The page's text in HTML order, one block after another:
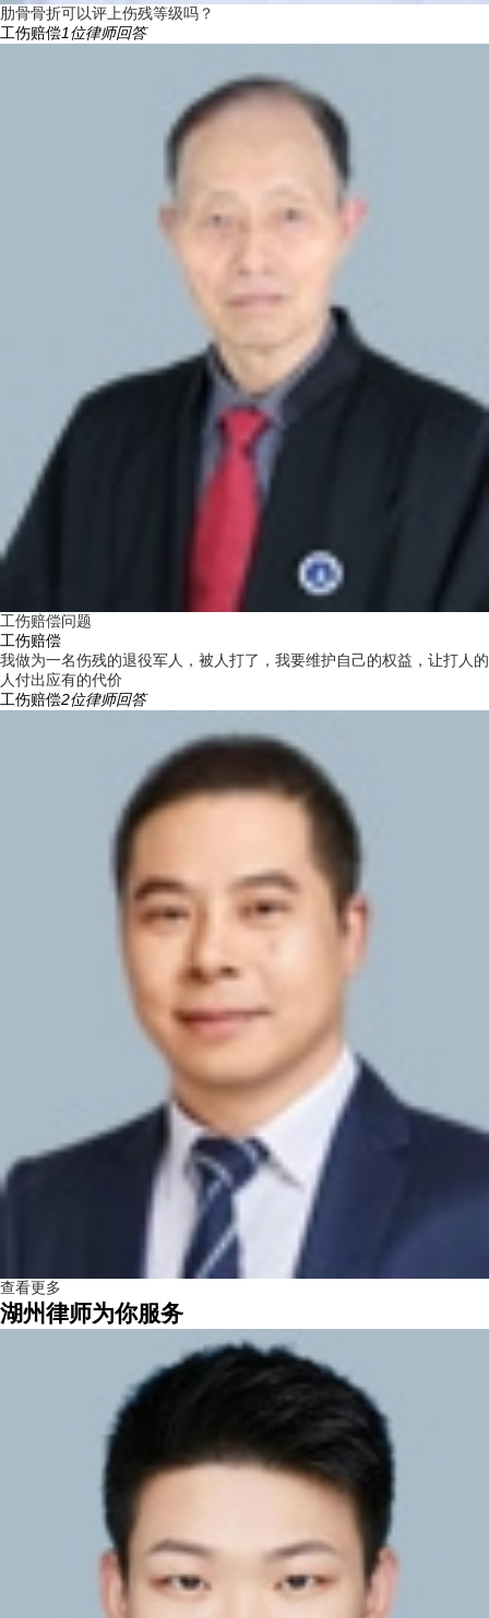
肋骨骨折可以评上伤残等级吗？
工伤赔偿1位律师回答
工伤赔偿问题
工伤赔偿
我做为一名伤残的退役军人，被人打了，我要维护自己的权益，让打人的
人付出应有的代价
工伤赔偿2位律师回答
查看更多
湖州律师为你服务